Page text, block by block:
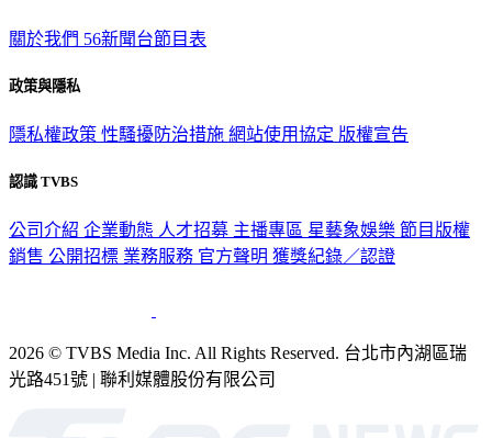
關於我們 56新聞台節目表
政策與隱私
隱私權政策 性騷擾防治措施 網站使用協定 版權宣告
認識 TVBS
公司介紹 企業動態 人才招募 主播專區 星藝象娛樂 節目版權
銷售 公開招標 業務服務 官方聲明 獲獎紀錄／認證
2026 © TVBS Media Inc. All Rights Reserved. 台北市內湖區瑞
光路451號 | 聯利媒體股份有限公司